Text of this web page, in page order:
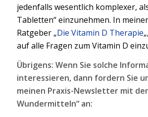
jedenfalls wesentlich komplexer,
Tabletten“ einzunehmen. In
Ratgeber „Die Vitamin D Therapie
auf alle Fragen zum Vitamin D
Übrigens: Wenn Sie solche
interessieren, dann fordern Sie
meinen Praxis-Newsletter mit
Wundermitteln“ an: